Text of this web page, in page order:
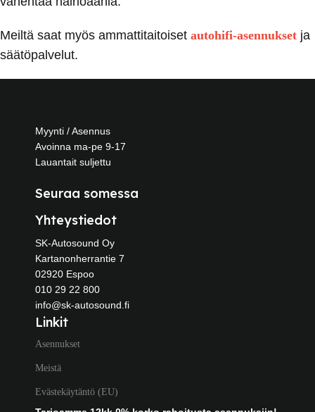
Meiltä saat myös ammattitaitoiset autohifi-asennukset ja
säätöpalvelut.
Myynti / Asennus
Avoinna ma-pe 9-17
Lauantait suljettu
Seuraa somessa
Yhteystiedot
SK-Autosound Oy
Kartanonherrantie 7
02920 Espoo
010 29 22 800
info@sk-autosound.fi
Linkit
Asennukset
Meistä
Evästekäytäntö (EU)